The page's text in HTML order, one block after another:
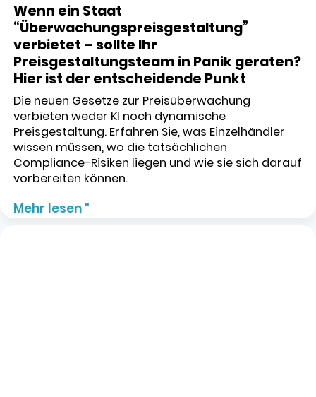
Wenn ein Staat
“Überwachungspreisgestaltung”
verbietet – sollte Ihr
Preisgestaltungsteam in Panik geraten?
Hier ist der entscheidende Punkt
Die neuen Gesetze zur Preisüberwachung
verbieten weder KI noch dynamische
Preisgestaltung. Erfahren Sie, was Einzelhändler
wissen müssen, wo die tatsächlichen
Compliance-Risiken liegen und wie sie sich darauf
vorbereiten können.
Mehr lesen "